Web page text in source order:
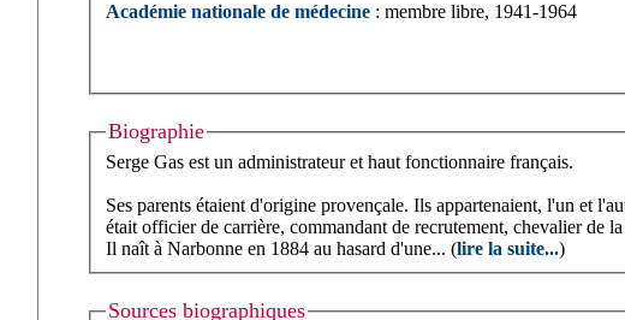
Académie nationale de médecine : membre libre, 1941-1964
Biographie
Serge Gas est un administrateur et haut fonctionnaire français.
Ses parents étaient d'origine provençale. Ils appartenaient, l'un et
était officier de carrière, commandant de recrutement, chevalier de
Il naît à Narbonne en 1884 au hasard d'une... (lire la suite...)
Sources biographiques